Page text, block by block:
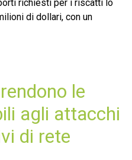
richiesti per i riscatti lo
di dollari, con un
le
agli attacchi
di rete